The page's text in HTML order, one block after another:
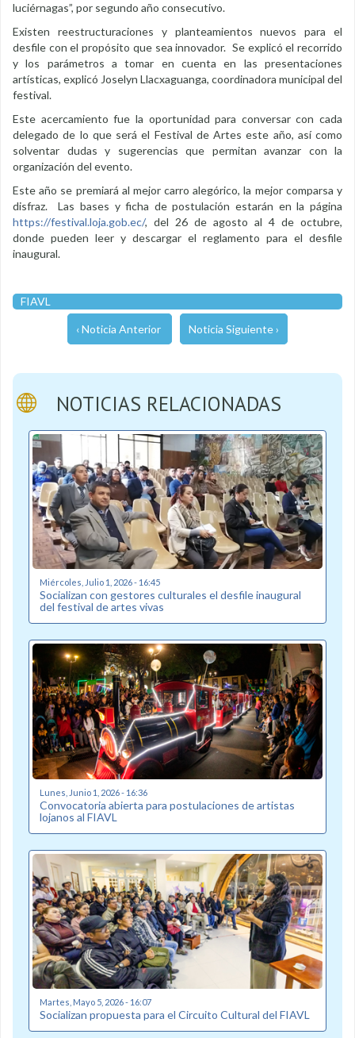
luciérnagas”, por segundo año consecutivo.
Existen reestructuraciones y planteamientos nuevos para el
desfile con el propósito que sea innovador. Se explicó el recorrido
y los parámetros a tomar en cuenta en las presentaciones
artísticas, explicó Joselyn Llacxaguanga, coordinadora municipal del
festival.
Este acercamiento fue la oportunidad para conversar con cada
delegado de lo que será el Festival de Artes este año, así como
solventar dudas y sugerencias que permitan avanzar con la
organización del evento.
Este año se premiará al mejor carro alegórico, la mejor comparsa y
disfraz. Las bases y ficha de postulación estarán en la página
https://festival.loja.gob.ec/, del 26 de agosto al 4 de octubre,
donde pueden leer y descargar el reglamento para el desfile
inaugural.
FIAVL
‹ Noticia Anterior Noticia Siguiente ›
NOTICIAS RELACIONADAS
Miércoles, Julio 1, 2026 - 16:45
Socializan con gestores culturales el desfile inaugural
del festival de artes vivas
Lunes, Junio 1, 2026 - 16:36
Convocatoria abierta para postulaciones de artistas
lojanos al FIAVL
Martes, Mayo 5, 2026 - 16:07
Socializan propuesta para el Circuito Cultural del FIAVL